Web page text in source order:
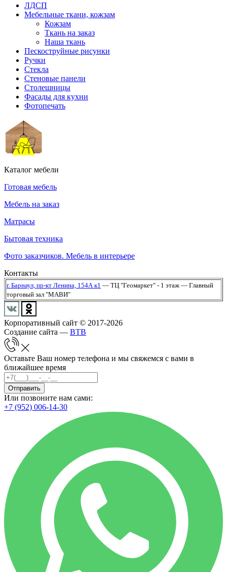
ЛДСП
Мебельные ткани, кожзам
Кожзам
Ткань на заказ
Наша ткань
Пескоструйные рисунки
Ручки
Стекла
Стеновые панели
Столешницы
Фасады для кухни
Фотопечать
Каталог мебели
Готовая мебель
Мебель на заказ
Матрасы
Бытовая техника
Фото заказчиков. Мебель в интерьере
Контакты
г. Барнаул, пр-кт Ленина, 154А к1 — ТЦ "Геомаркет" - 1 этаж — Главный
торговый зал "МАВИ"
Корпоративный сайт © 2017-2026
Создание сайта — BTB
Оставьте Ваш номер телефона и мы свяжемся с вами в
ближайшее время
Отправить
Или позвоните нам сами:
+7 (952) 006-14-30